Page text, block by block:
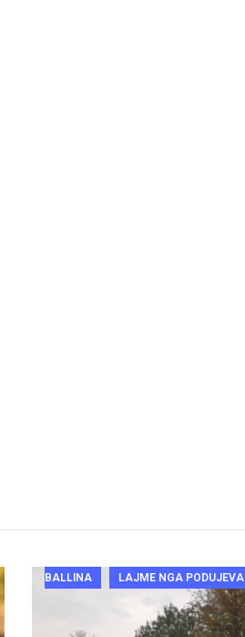
BALLINA LAJME NGA PODUJEVA